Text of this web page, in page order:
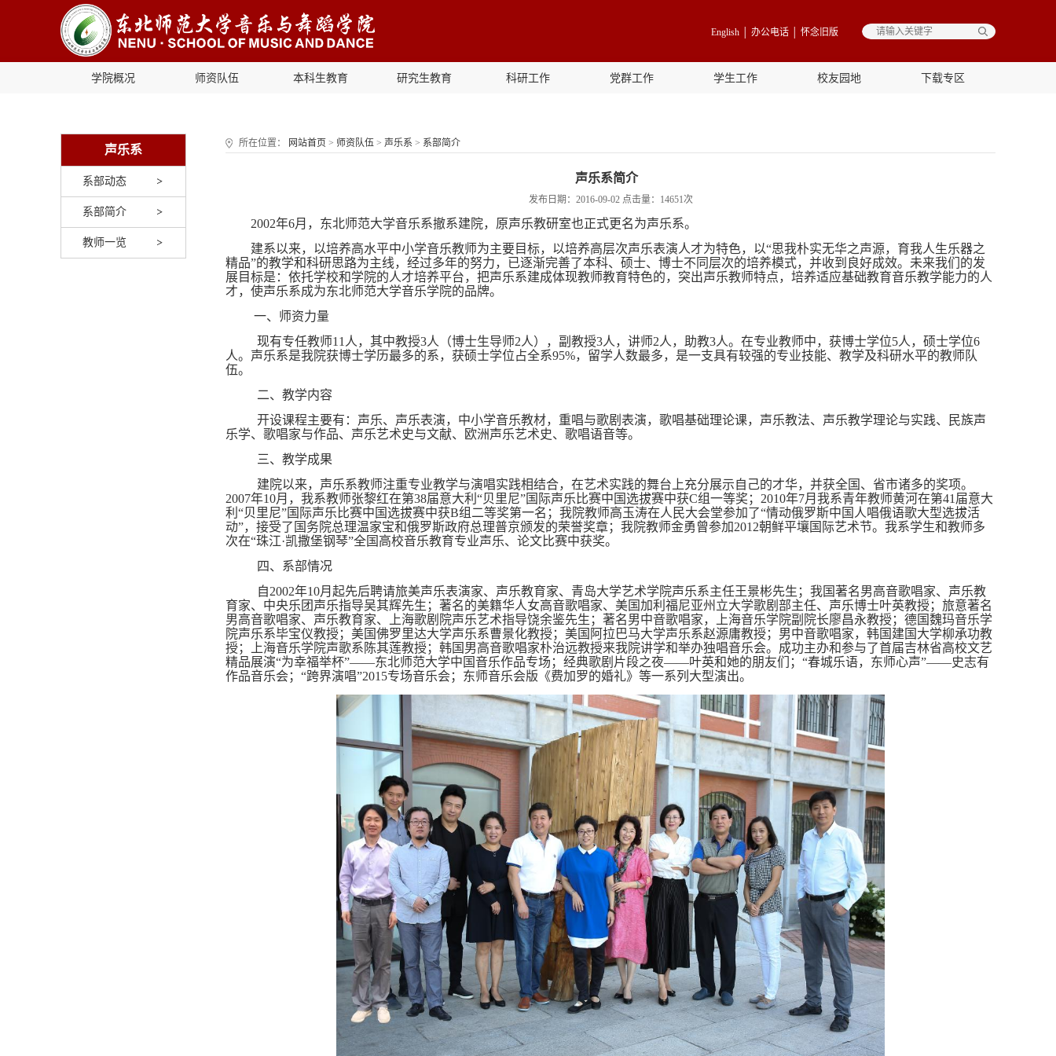
English 办公电话 怀念旧版
学院概况 师资队伍 本科生教育 研究生教育 科研工作 党群工作 学生工作 校友园地 下载专区
声乐系
系部动态
系部简介
教师一览
所在位置： 网站首页 > 师资队伍 > 声乐系 > 系部简介
声乐系简介
发布日期：2016-09-02 点击量： 14651次
2002年6月，东北师范大学音乐系撤系建院，原声乐教研室也正式更名为声乐系。
建系以来，以培养高水平中小学音乐教师为主要目标，以培养高层次声乐表演人才为特色，以“思我朴实无华之声源，育我人生乐器之
精品”的教学和科研思路为主线，经过多年的努力，已逐渐完善了本科、硕士、博士不同层次的培养模式，并收到良好成效。未来我们的发
展目标是：依托学校和学院的人才培养平台，把声乐系建成体现教师教育特色的，突出声乐教师特点，培养适应基础教育音乐教学能力的人
才，使声乐系成为东北师范大学音乐学院的品牌。
一、师资力量
现有专任教师11人，其中教授3人（博士生导师2人），副教授3人，讲师2人，助教3人。在专业教师中，获博士学位5人，硕士学位6
人。声乐系是我院获博士学历最多的系，获硕士学位占全系95%，留学人数最多，是一支具有较强的专业技能、教学及科研水平的教师队
伍。
二、教学内容
开设课程主要有：声乐、声乐表演，中小学音乐教材，重唱与歌剧表演，歌唱基础理论课，声乐教法、声乐教学理论与实践、民族声
乐学、歌唱家与作品、声乐艺术史与文献、欧洲声乐艺术史、歌唱语音等。
三、教学成果
建院以来，声乐系教师注重专业教学与演唱实践相结合，在艺术实践的舞台上充分展示自己的才华，并获全国、省市诸多的奖项。
2007年10月，我系教师张黎红在第38届意大利“贝里尼”国际声乐比赛中国选拔赛中获C组一等奖；2010年7月我系青年教师黄河在第41届意大
利“贝里尼”国际声乐比赛中国选拔赛中获B组二等奖第一名；我院教师高玉涛在人民大会堂参加了“情动俄罗斯中国人唱俄语歌大型选拔活
动”，接受了国务院总理温家宝和俄罗斯政府总理普京颁发的荣誉奖章；我院教师金勇曾参加2012朝鲜平壤国际艺术节。我系学生和教师多
次在“珠江·凯撒堡钢琴”全国高校音乐教育专业声乐、论文比赛中获奖。
四、系部情况
自2002年10月起先后聘请旅美声乐表演家、声乐教育家、青岛大学艺术学院声乐系主任王景彬先生；我国著名男高音歌唱家、声乐教
育家、中央乐团声乐指导吴其辉先生；著名的美籍华人女高音歌唱家、美国加利福尼亚州立大学歌剧部主任、声乐博士叶英教授；旅意著名
男高音歌唱家、声乐教育家、上海歌剧院声乐艺术指导饶余鉴先生；著名男中音歌唱家，上海音乐学院副院长廖昌永教授；德国魏玛音乐学
院声乐系毕宝仪教授；美国佛罗里达大学声乐系曹景化教授；美国阿拉巴马大学声乐系赵源庸教授；男中音歌唱家，韩国建国大学柳承功教
授；上海音乐学院声歌系陈其莲教授；韩国男高音歌唱家朴治远教授来我院讲学和举办独唱音乐会。成功主办和参与了首届吉林省高校文艺
精品展演“为幸福举杯”——东北师范大学中国音乐作品专场；经典歌剧片段之夜——叶英和她的朋友们；“春城乐语，东师心声”——史志有
作品音乐会；“跨界演唱”2015专场音乐会；东师音乐会版《费加罗的婚礼》等一系列大型演出。